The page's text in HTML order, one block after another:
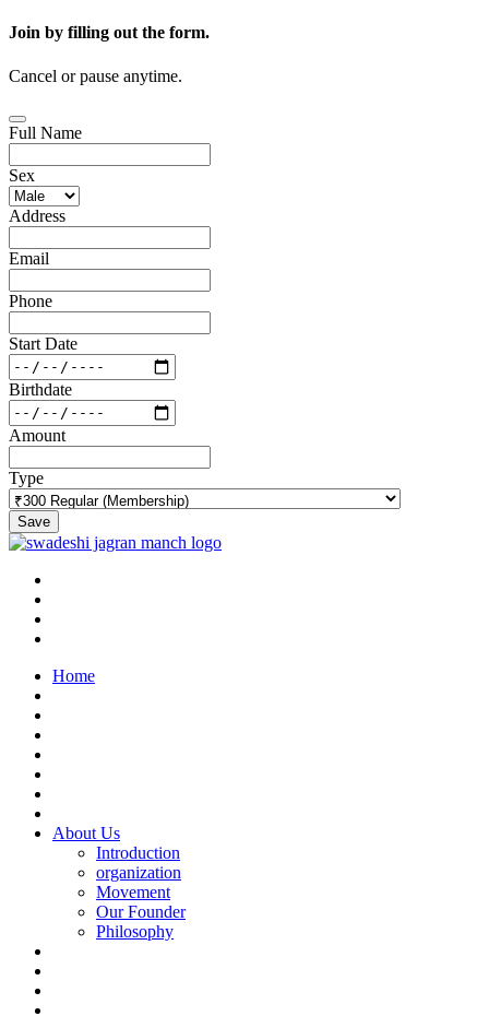
Join by filling out the form.
Cancel or pause anytime.
Full Name
Sex
Address
Email
Phone
Start Date
Birthdate
Amount
Type
Save
Home
About Us
Introduction
organization
Movement
Our Founder
Philosophy